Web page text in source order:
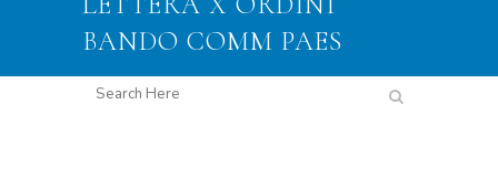
BANDO COMM PAES